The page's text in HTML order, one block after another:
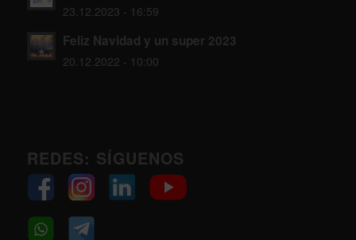
23.12.2023 - 16:59
Feliz Navidad y un super 2023
20.12.2022 - 10:00
REDES: SÍGUENOS